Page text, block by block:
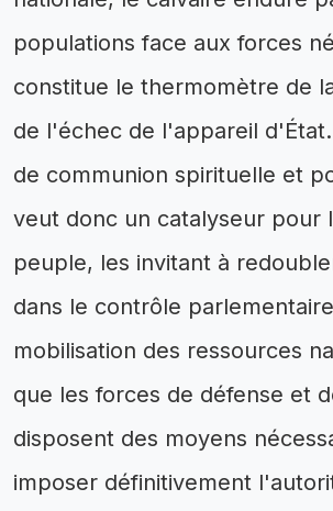
populations face aux forces
constitue le thermomètre de
de l'échec de l'appareil
de communion spirituelle et
veut donc un catalyseur pour
peuple, les invitant à
dans le contrôle
mobilisation des ressources
que les forces de défense et
disposent des moyens
imposer définitivement